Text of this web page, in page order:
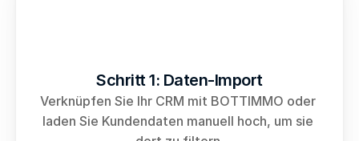
Schritt 1: Daten-Import
Verknüpfen Sie Ihr CRM mit BOTTIMMO oder
laden Sie Kundendaten manuell hoch, um sie